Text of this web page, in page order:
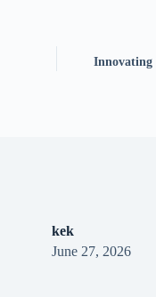
Innovating
kek
June 27, 2026